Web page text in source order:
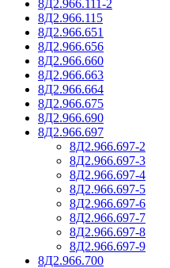
8Д2.966.111-2
8Д2.966.115
8Д2.966.651
8Д2.966.656
8Д2.966.660
8Д2.966.663
8Д2.966.664
8Д2.966.675
8Д2.966.690
8Д2.966.697
8Д2.966.697-2
8Д2.966.697-3
8Д2.966.697-4
8Д2.966.697-5
8Д2.966.697-6
8Д2.966.697-7
8Д2.966.697-8
8Д2.966.697-9
8Д2.966.700